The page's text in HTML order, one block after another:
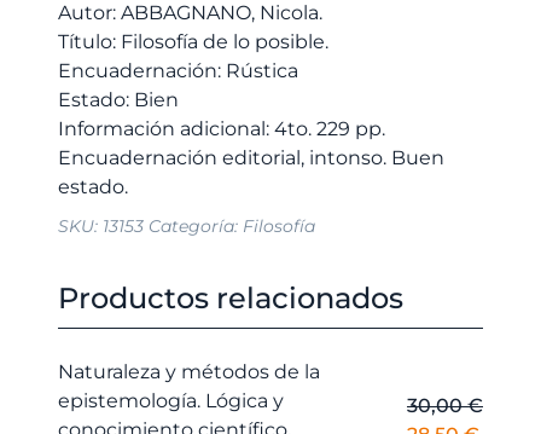
Autor: ABBAGNANO, Nicola.
Título: Filosofía de lo posible.
Encuadernación: Rústica
Estado: Bien
Información adicional: 4to. 229 pp.
Encuadernación editorial, intonso. Buen
SKU: 13153 Categoría: Filosofía
Productos relacionados
Naturaleza y métodos de la
epistemología. Lógica y
30,00€